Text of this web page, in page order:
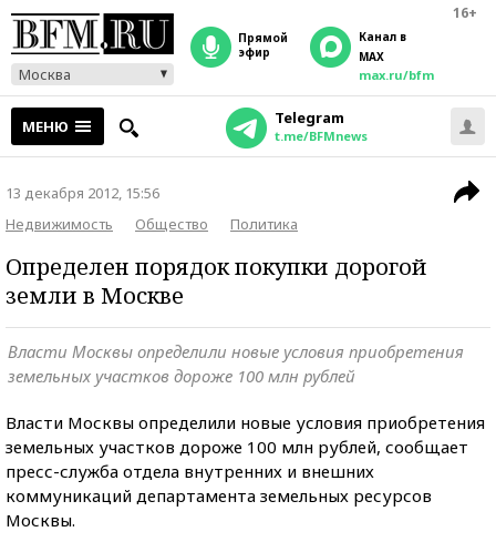
16+
Москва
прямой
эфир
Канал в
MAX
max.ru/bfm
МЕНЮ Telegram
t.me/BFMnews
13 декабря 2012, 15:56
Недвижимость
Общество Политика
Определен порядок покупки дорогой
земли в Москве
Власти Москвы определили новые условия приобретения
земельных участков дороже 100 млн рублей
Власти Москвы определили новые условия приобретения
земельных участков дороже 100 млн рублей, сообщает
пресс-служба отдела внутренних и внешних
коммуникаций департамента земельных ресурсов
Москвы.